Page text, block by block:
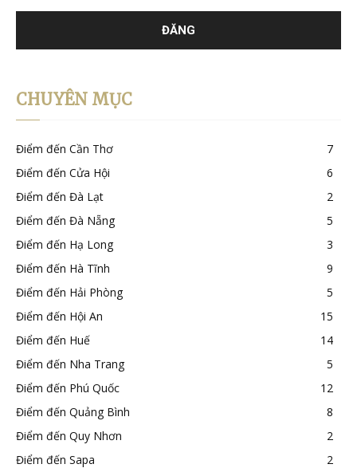
CHUYÊN MỤC
Điểm đến Cần Thơ
7
Điểm đến Cửa Hội
6
Điểm đến Đà Lạt
2
Điểm đến Đà Nẵng
5
Điểm đến Hạ Long
3
Điểm đến Hà Tĩnh
9
Điểm đến Hải Phòng
5
Điểm đến Hội An
15
Điểm đến Huế
14
Điểm đến Nha Trang
5
Điểm đến Phú Quốc
12
Điểm đến Quảng Bình
8
Điểm đến Quy Nhơn
2
Điểm đến Sapa
2